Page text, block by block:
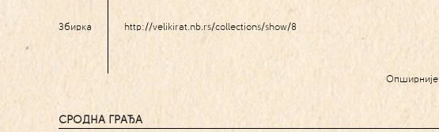
Збирка http://velikirat.nb.rs/collections/show/8
Опширније
СРОДНА ГРАЂА